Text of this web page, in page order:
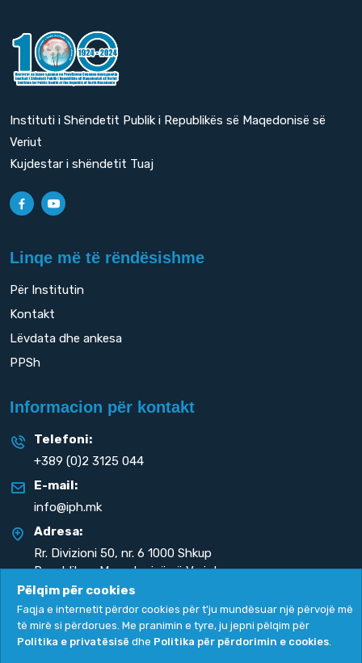
Instituti i Shëndetit Publik i Republikës së Maqedonisë së
Veriut
Kujdestar i shëndetit Tuaj
Linqe më të rëndësishme
Për Institutin
Kontakt
Lëvdata dhe ankesa
PPSh
Informacion për kontakt
Telefoni:
+389 (0)2 3125 044
E-mail:
info@iph.mk
Adresa:
Rr. Divizioni 50, nr. 6 1000 Shkup
Republika e Maqedonisë së Veriut
Politika e privatësisë Politika për përdorimin e cookies
Pëlqim për cookies
Faqja e internetit përdor cookies për t'ju mundësuar një përvojë më
të mirë si përdorues. Me pranimin e tyre, ju jepni pëlqim për
Politika e privatësisë dhe Politika për përdorimin e cookies.